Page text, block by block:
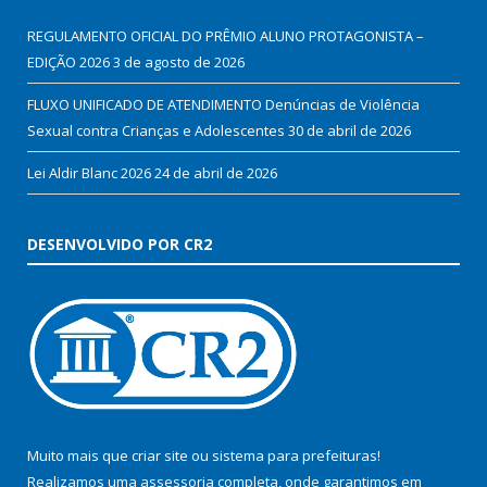
REGULAMENTO OFICIAL DO PRÊMIO ALUNO PROTAGONISTA –
EDIÇÃO 20263 de agosto de 2026
FLUXO UNIFICADO DE ATENDIMENTO Denúncias de Violência
Sexual contra Crianças e Adolescentes 30 de abril de 2026
Lei Aldir Blanc 202624 de abril de 2026
DESENVOLVIDO POR CR2
Muito mais que criar site ou sistema para prefeituras!
Realizamos uma assessoria completa, onde garantimos em